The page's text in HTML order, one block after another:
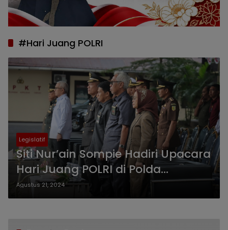
#Hari Juang POLRI
Legislatif
Siti Nur’ain Sompie Hadiri Upacara
Hari Juang POLRI di Polda
Gorontalo
Agustus 21, 2024